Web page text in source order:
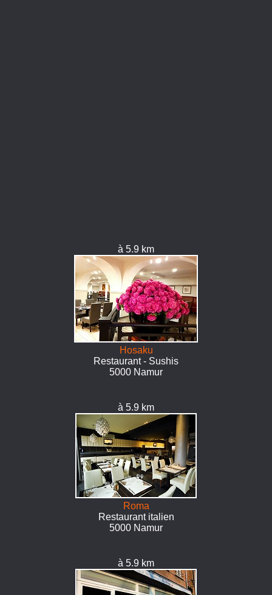
à 5.9 km
Hosaku
Restaurant - Sushis
5000 Namur
à 5.9 km
Roma
Restaurant italien
5000 Namur
à 5.9 km